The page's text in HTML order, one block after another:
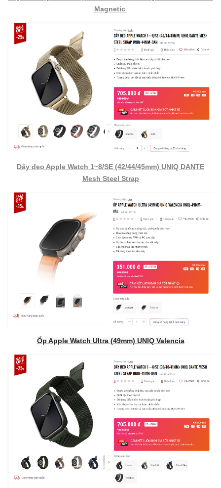
Magnetic
Dây đeo Apple Watch 1~8/SE (42/44/45mm) UNIQ DANTE
Mesh Steel Strap
Ốp Apple Watch Ultra (49mm) UNIQ Valencia